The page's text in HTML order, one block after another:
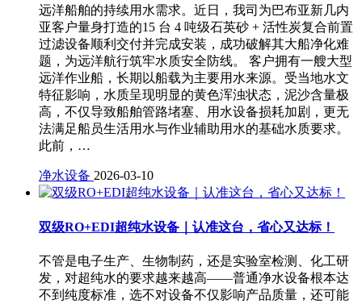
远洋船舶的持续用水需求。近日，我司为巴布亚新几内
亚客户量身打造的15 台 4 吨级石英砂 + 活性炭复合前置
过滤设备顺利交付并完成安装，成功破解其大船净化难
题，为远洋航行筑牢水质安全防线。 客户拥有一艘大型
远洋作业船，长期以船载为主要用水来源。受当地水文
特征影响，水质呈现明显的黄色浑浊状态，泥沙含量极
高，不仅导致船舶管路堵塞、用水设备损耗加剧，更无
法满足船员生活用水与作业辅助用水的基础水质要求。
此前，…
净水设备 2026-03-10
双级RO+EDI超纯水设备｜认准这台，省心又达标！
不管是电子生产、生物制药，还是实验室检测、化工研
发，对超纯水的要求越来越高——普通净水设备根本达
不到纯度标准，选不对设备不仅影响产品质量，还可能